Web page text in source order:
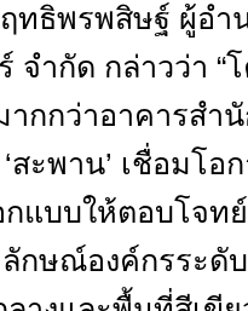
ทธิพรพสิษฐ์ ผู้อำ
จำกัด กล่าวว่า “
ากกว่าอาคารสำ
สะพาน’ เชื่อมโอ
แบบให้ตอบโจท
กษณ์องค์กรระดั